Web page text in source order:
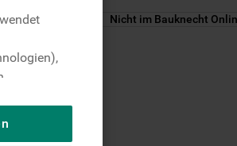
Nicht im Bauknecht